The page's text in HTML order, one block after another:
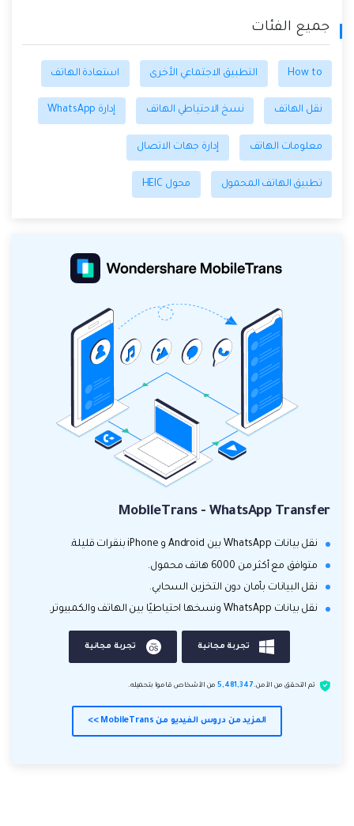
جميع الفئات
How to التطبيق الاجتماعي الأخرى استعادة الهاتف
نقل الهاتف نسخ الاحتياطي الهاتف إدارة WhatsApp
معلومات الهاتف إدارة جهات الاتصال
تطبيق الهاتف المحمول محول HEIC
MobileTrans - WhatsApp Transfer
نقل بيانات WhatsApp بين Android و iPhone بنقرات قليلة.
متوافق مع أكثر من 6000 هاتف محمول.
نقل البيانات بأمان دون التخزين السحابي.
نقل بيانات WhatsApp ونسخها احتياطيًا بين الهاتف والكمبيوتر.
تجربة مجانية تجربة مجانية
تم التحقق من الأمن.5,481,347 من الأشخاص قاموا بتحميله.
المزيد من دروس الفيديو من MobileTrans >>